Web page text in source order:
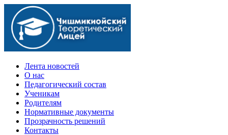
Официальный сайт учебного заведения
Лента новостей
О нас
Педагогический состав
Ученикам
Родителям
Нормативные документы
Прозрачность решений
Контакты